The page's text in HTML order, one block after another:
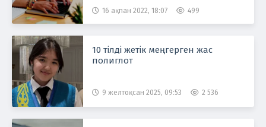
16 ақпан 2022, 18:07 499
10 тілді жетік меңгерген жас
полиглот
9 желтоқсан 2025, 09:53 2 536